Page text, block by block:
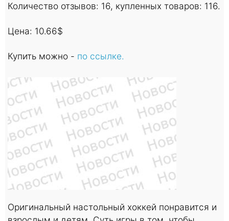
Количество отзывов: 16, купленных товаров: 116.
Цена: 10.66$
Купить можно - по ссылке.
Оригинальный настольный хоккей понравится и